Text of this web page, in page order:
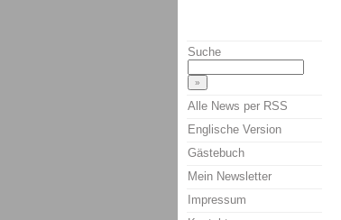
Suche
Alle News per RSS
Englische Version
Gästebuch
Mein Newsletter
Impressum